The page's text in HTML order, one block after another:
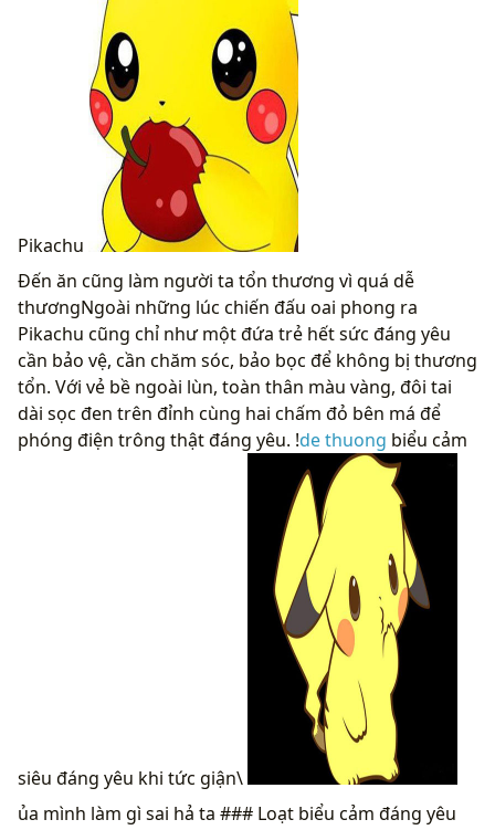
Pikachu
Đến ăn cũng làm người ta tổn thương vì quá dễ
thươngNgoài những lúc chiến đấu oai phong ra
Pikachu cũng chỉ như một đứa trẻ hết sức đáng yêu
cần bảo vệ, cần chăm sóc, bảo bọc để không bị thương
tổn. Với vẻ bề ngoài lùn, toàn thân màu vàng, đôi tai
dài sọc đen trên đỉnh cùng hai chấm đỏ bên má để
phóng điện trông thật đáng yêu. !de thuong biểu cảm
siêu đáng yêu khi tức giận\
ủa mình làm gì sai hả ta ### Loạt biểu cảm đáng yêu